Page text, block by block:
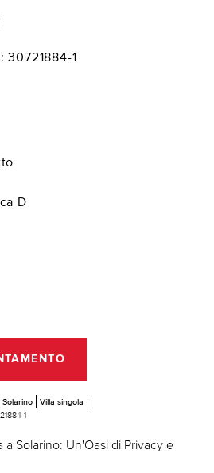
1
D
Solarino
Villa singola
1
a Solarino: Un'Oasi di Privacy e